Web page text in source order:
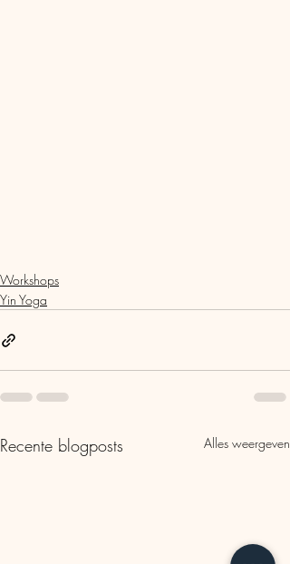
Workshops
Yin Yoga
Recente blogposts Alles weergeven